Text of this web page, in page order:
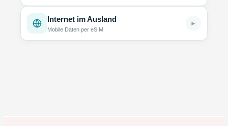
Internet im Ausland
Mobile Daten per eSIM
►